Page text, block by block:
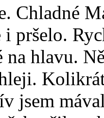
Chladné
i pršelo.
na hlavu.
jsem